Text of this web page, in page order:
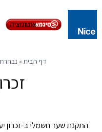
content
דף הבית»
התקנת שער חשמלי ב-זכרון